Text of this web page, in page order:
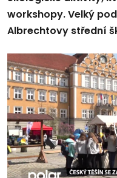
workshopy. Velký
Albrechtovy střední